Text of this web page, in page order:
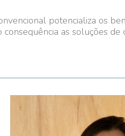
potencializa os
as soluções